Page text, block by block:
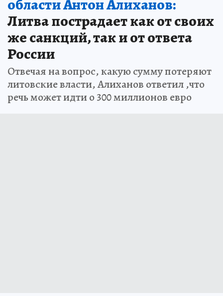
области Антон Алиханов:
Литва пострадает как от своих
же санкций, так и от ответа
России
Отвечая на вопрос, какую сумму потеряют
литовские власти, Алиханов ответил ,что
речь может идти о 300 миллионов евро